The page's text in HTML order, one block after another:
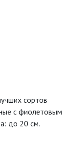
сортов
с фиолетовым
до 20 см.